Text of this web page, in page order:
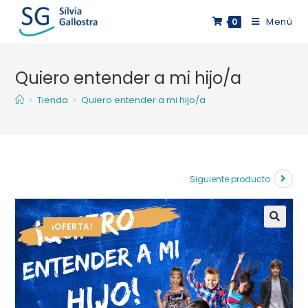
Saltar
0 Menú
Quiero entender a mi hijo/a
> Tienda > Quiero entender a mi hijo/a
¡OFERTA!
Siguiente producto
🔍